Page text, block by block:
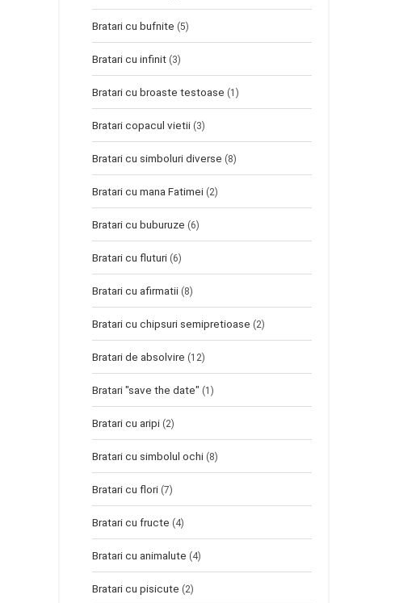
Bratari cu bufnite (5)
Bratari cu infinit (3)
Bratari cu broaste testoase (1)
Bratari copacul vietii (3)
Bratari cu simboluri diverse (8)
Bratari cu mana Fatimei (2)
Bratari cu buburuze (6)
Bratari cu fluturi (6)
Bratari cu afirmatii (8)
Bratari cu chipsuri semipretioase (2)
Bratari de absolvire (12)
Bratari "save the date" (1)
Bratari cu aripi (2)
Bratari cu simbolul ochi (8)
Bratari cu flori (7)
Bratari cu fructe (4)
Bratari cu animalute (4)
Bratari cu pisicute (2)